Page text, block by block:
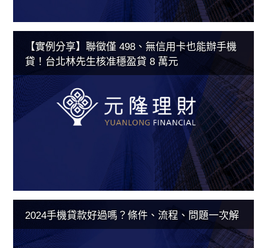
【實例分享】聯徵僅 498、無信用卡也能辦手機
貸！台北林先生核准穩盈貸 8 萬元
2024手機貸款好過嗎？條件、流程、問題一次解